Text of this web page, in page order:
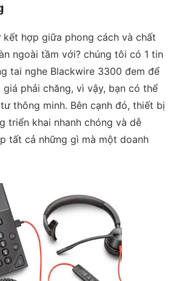
kết hợp giữa phong cách và chất
ngoài tầm với? chúng tôi có 1 tin
tai nghe Blackwire 3300 đem để
phải chăng, vì vậy, bạn có thể
thông minh. Bên cạnh đó, thiết bị
triển khai nhanh chóng và dễ
tất cả những gì mà một doanh